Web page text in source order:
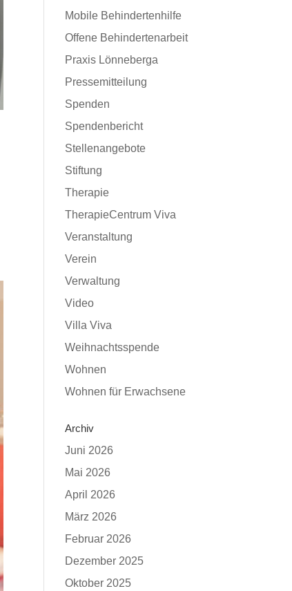
Mobile Behindertenhilfe
Offene Behindertenarbeit
Praxis Lönneberga
Pressemitteilung
Spenden
Spendenbericht
Stellenangebote
Stiftung
Therapie
TherapieCentrum Viva
Veranstaltung
Verein
Verwaltung
Video
Villa Viva
Weihnachtsspende
Wohnen
Wohnen für Erwachsene
Archiv
Juni 2026
Mai 2026
April 2026
März 2026
Februar 2026
Dezember 2025
Oktober 2025